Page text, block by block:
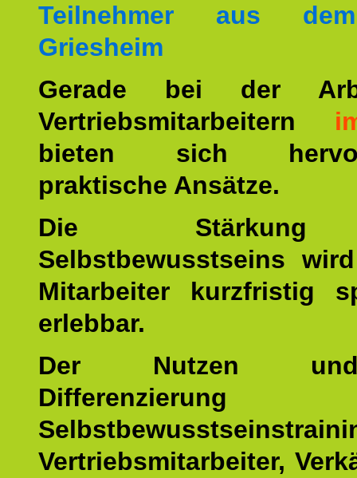
Teilnehmer aus
Griesheim
Gerade bei der
Vertriebsmitarbeitern
bieten sich
praktische Ansätze.
Die
Selbstbewusstseins
Mitarbeiter kurzfristig
erlebbar.
Der Nutzen
Differenzierung
Vertriebsmitarbeiter,